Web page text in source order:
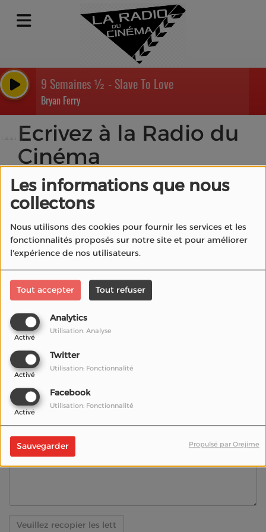
Les informations que nous
collectons
Nous utilisons des cookies pour fournir les services et les
fonctionnalités proposés sur notre site et pour améliorer
l'expérience de nos utilisateurs.
Tout accepter Tout refuser
Analytics
Activé
Utilisation: Analyse
Twitter
Activé
Utilisation: Fonctionnalité
Facebook
Activé
Utilisation: Fonctionnalité
Sauvegarder Propulsé par Orejime
9 Semaines ½ - Slave To Love
Bryan Ferry
Ecrivez à la Radio du
Cinéma
Nom*
Email*
Téléphone
Site Web
Sujet*
Message*